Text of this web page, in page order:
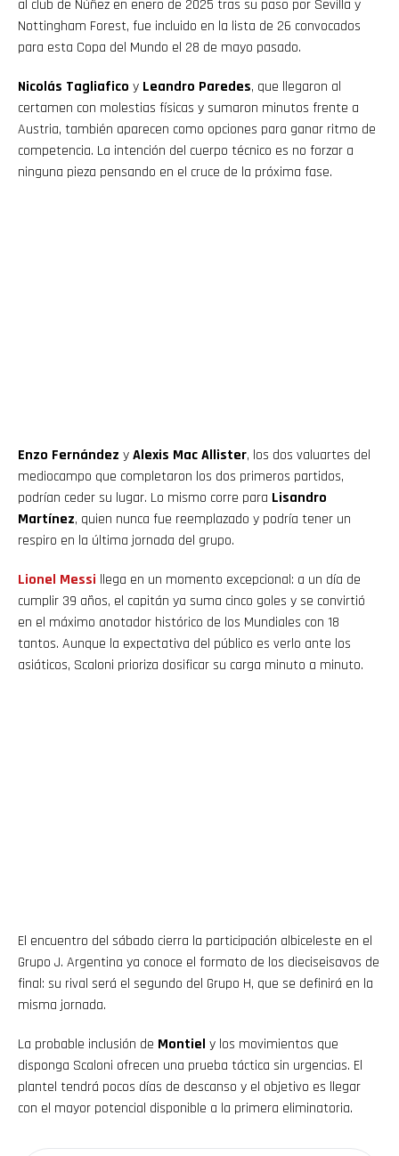
al club de Núñez en enero de 2025 tras su paso por Sevilla y
Nottingham Forest, fue incluido en la lista de 26 convocados
para esta Copa del Mundo el 28 de mayo pasado.
Nicolás Tagliafico y Leandro Paredes, que llegaron al
certamen con molestias físicas y sumaron minutos frente a
Austria, también aparecen como opciones para ganar ritmo de
competencia. La intención del cuerpo técnico es no forzar a
ninguna pieza pensando en el cruce de la próxima fase.
Enzo Fernández yAlexis Mac Allister, los dos valuartes del
mediocampo que completaron los dos primeros partidos,
podrían ceder su lugar. Lo mismo corre para Lisandro
Martínez, quien nunca fue reemplazado y podría tener un
respiro en la última jornada del grupo.
Lionel Messi llega en un momento excepcional: a un día de
cumplir 39 años, el capitán ya suma cinco goles y se convirtió
en el máximo anotador histórico de los Mundiales con 18
tantos. Aunque la expectativa del público es verlo ante los
asiáticos, Scaloni prioriza dosificar su carga minuto a minuto.
El encuentro del sábado cierra la participación albiceleste en el
Grupo J. Argentina ya conoce el formato de los dieciseisavos de
final: su rival será el segundo del Grupo H, que se definirá en la
misma jornada.
La probable inclusión de Montiel y los movimientos que
disponga Scaloni ofrecen una prueba táctica sin urgencias. El
plantel tendrá pocos días de descanso y el objetivo es llegar
con el mayor potencial disponible a la primera eliminatoria.